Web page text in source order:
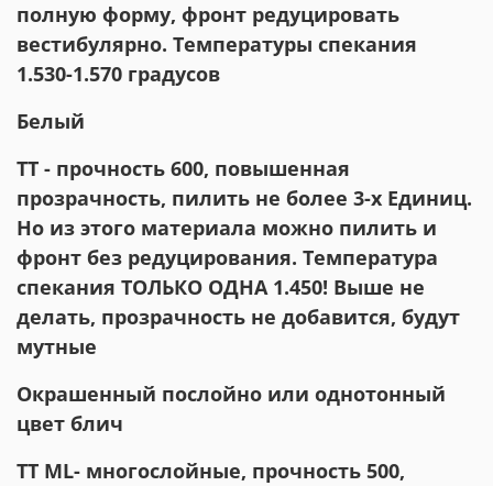
полную форму, фронт редуцировать
вестибулярно. Температуры спекания
1.530-1.570 градусов
Белый
ТТ - прочность 600, повышенная
прозрачность, пилить не более 3-х Единиц.
Но из этого материала можно пилить и
фронт без редуцирования. Температура
спекания ТОЛЬКО ОДНА 1.450! Выше не
делать, прозрачность не добавится, будут
мутные
Окрашенный послойно или однотонный
цвет блич
ТТ ML- многослойные, прочность 500,